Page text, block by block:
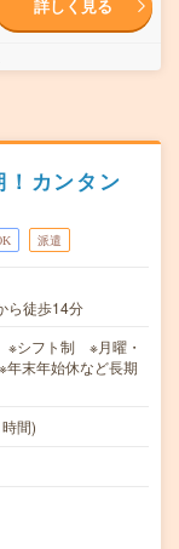
詳しく見る
！カンタン
派遣
ら徒歩14分
※シフト制 ※月曜・
年末年始休など長期
間)